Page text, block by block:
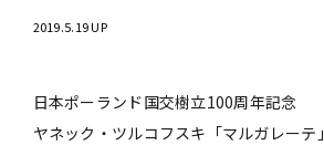
2019.5.19 UP
日本ポーランド国交樹立100周年記念
ヤネック・ツルコフスキ「マルガレーテ」